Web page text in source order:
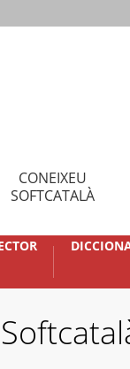
CONEIXEU
SOFTCATALÀ